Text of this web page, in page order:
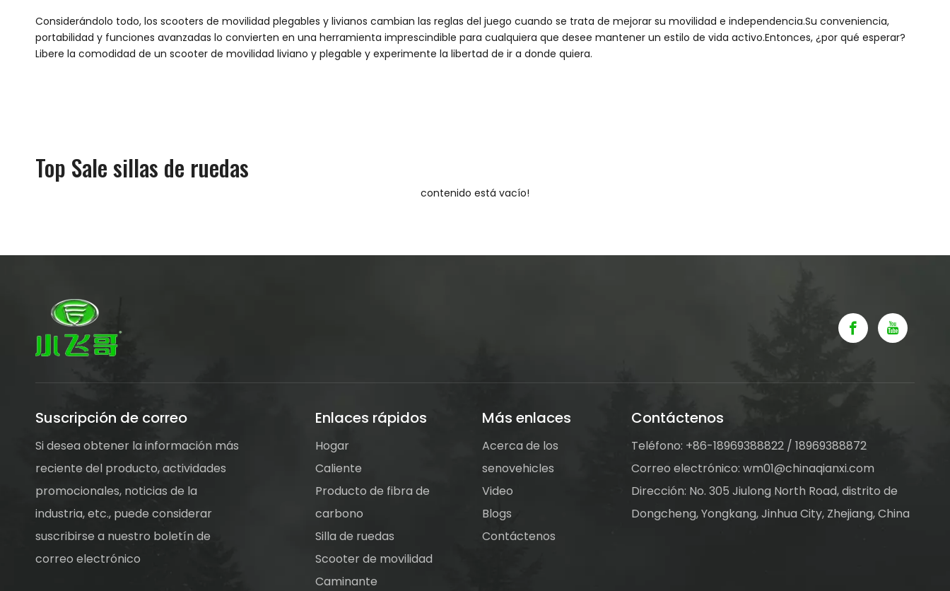
Considerándolo todo, los scooters de movilidad plegables y livianos cambian las reglas del juego cuando se trata de mejorar su movilidad e independencia.Su conveniencia,
portabilidad y funciones avanzadas lo convierten en una herramienta imprescindible para cualquiera que desee mantener un estilo de vida activo.Entonces, ¿por qué esperar?
Libere la comodidad de un scooter de movilidad liviano y plegable y experimente la libertad de ir a donde quiera.
Top Sale sillas de ruedas
contenido está vacío!
Suscripción de correo
Si desea obtener la información más
reciente del producto, actividades
promocionales, noticias de la
industria, etc., puede considerar
suscribirse a nuestro boletín de
correo electrónico
Enlaces rápidos
Hogar
Caliente
Producto de fibra de
carbono
Silla de ruedas
Scooter de movilidad
Caminante
Más enlaces
Acerca de los
senovehicles
Video
Blogs
Contáctenos
Contáctenos
Teléfono: +86-18969388822 / 18969388872
Correo electrónico: wm01@chinaqianxi.com
Dirección: No. 305 Jiulong North Road, distrito de
Dongcheng, Yongkang, Jinhua City, Zhejiang, China